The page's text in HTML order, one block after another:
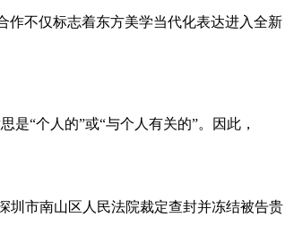
作不仅标志着东方美学当代化表达进入全新
是“个人的”或“与个人有关的”。因此，
圳市南山区人民法院裁定查封并冻结被告贵